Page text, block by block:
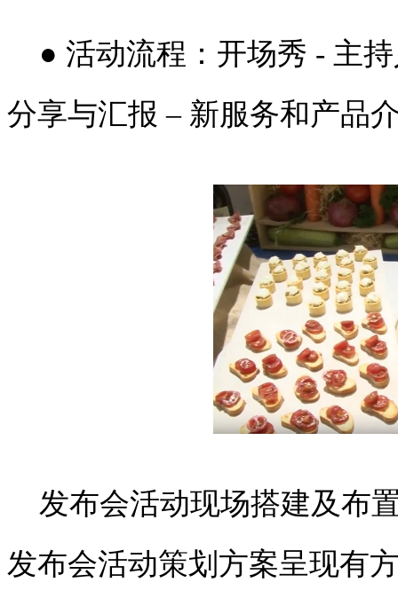
● 活动流程：开场秀 - 主
分享与汇报 – 新服务和产品
发布会活动现场搭建及布
发布会活动策划方案呈现有